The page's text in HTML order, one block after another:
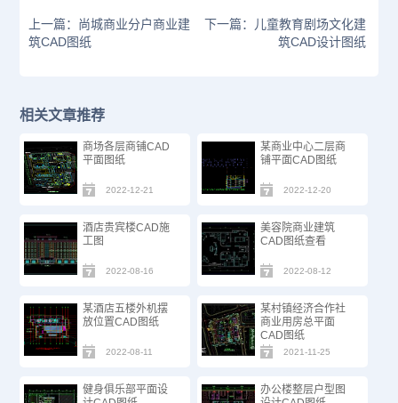
上一篇：尚城商业分户商业建
筑CAD图纸
下一篇：儿童教育剧场文化建
筑CAD设计图纸
相关文章推荐
商场​各层商铺CAD
平面图纸
2022-12-21
某商业中心二层商
铺平面CAD图纸
2022-12-20
酒店贵宾楼CAD施
工图
2022-08-16
美容院商业建筑
CAD图纸查看
2022-08-12
某酒店五楼外机摆
放位置CAD图纸
2022-08-11
某村镇经济合作社
商业用房总平面
CAD图纸
2021-11-25
健身俱乐部平面设
办公楼整层户型图